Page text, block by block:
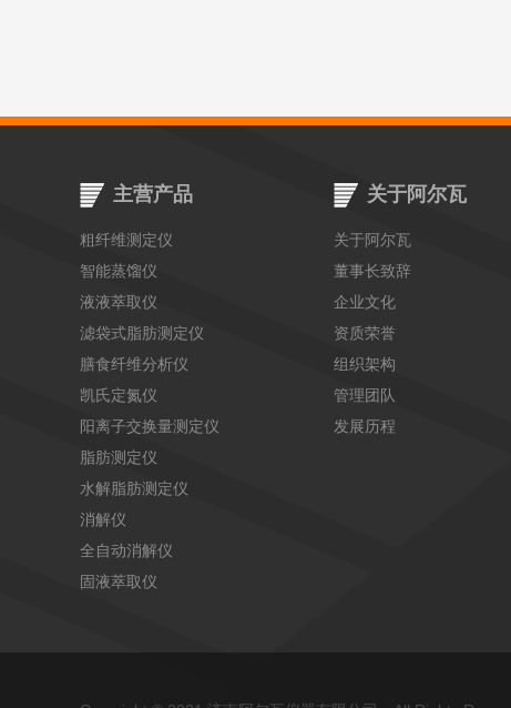
主营产品
粗纤维测定仪
智能蒸馏仪
液液萃取仪
滤袋式脂肪测定仪
膳食纤维分析仪
凯氏定氮仪
阳离子交换量测定仪
脂肪测定仪
水解脂肪测定仪
消解仪
全自动消解仪
固液萃取仪
关于阿尔瓦
关于阿尔瓦
董事长致辞
企业文化
资质荣誉
组织架构
管理团队
发展历程